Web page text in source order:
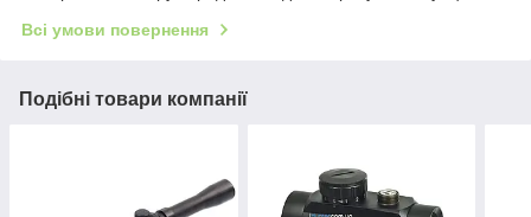
Всі умови повернення
Подібні товари компанії